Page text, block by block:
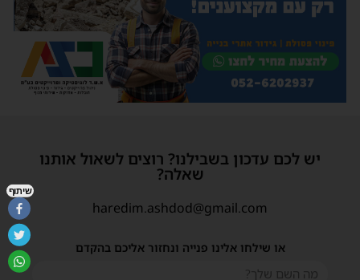
יש לכם עדכון בשבילנו? רוצים לשאול אותנו
שאלה?
haredim.ashdod@gmail.com
או שילחו אלינו פנייה ונחזור אליכם בהקדם
שיתוף